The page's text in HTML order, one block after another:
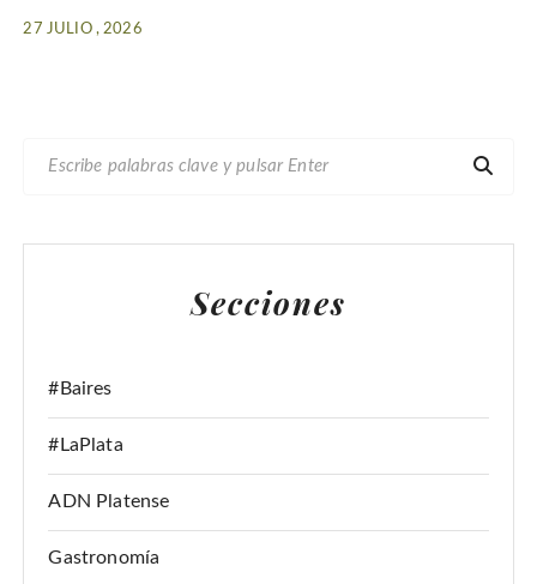
27 JULIO , 2026
C
Secciones
#Baires
#LaPlata
ADN Platense
Gastronomía